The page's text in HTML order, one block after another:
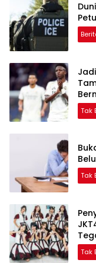
Tak
Tak
Tak